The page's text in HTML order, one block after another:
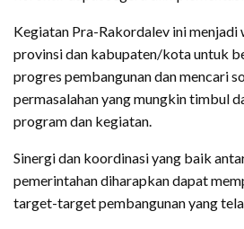
Kegiatan Pra-Rakordalev ini menjadi
provinsi dan kabupaten/kota untuk
progres pembangunan dan mencari
permasalahan yang mungkin timbul
program dan kegiatan.
Sinergi dan koordinasi yang baik
pemerintahan diharapkan dapat
target-target pembangunan yang